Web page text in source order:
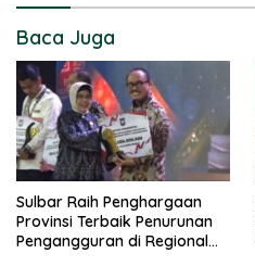
Baca Juga
Sulbar Raih Penghargaan
Provinsi Terbaik Penurunan
Pengangguran di Regional